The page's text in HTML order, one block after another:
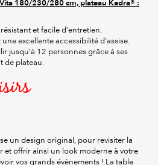
180/230/280 cm, plateau Kedra® :
et facile d’entretien.
excellente accessibilité d’assise.
jusqu’à 12 personnes grâce à ses
de plateau.
un design original, pour revisiter la
et offrir ainsi un look moderne à votre
vos grands évènements ! La table